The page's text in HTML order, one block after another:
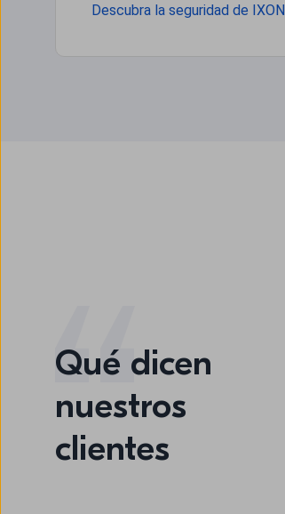
Descubra la seguridad de IXON
Qué dicen
nuestros
clientes